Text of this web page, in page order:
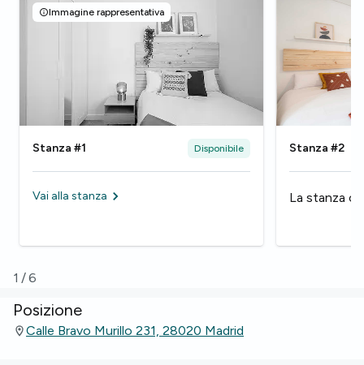
Immagine rappresentativa
Stanza #1 Disponibile
Vai alla stanza
Stanza #2
La stanza
1/6
Posizione
Calle Bravo Murillo 231, 28020 Madrid